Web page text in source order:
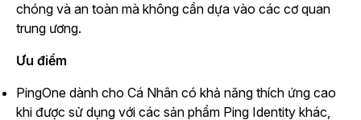
chóng và an toàn mà không cần dựa vào các cơ quan
trung ương.
Ưu điểm
PingOne dành cho Cá Nhân có khả năng thích ứng cao
khi được sử dụng với các sản phẩm Ping Identity khác,